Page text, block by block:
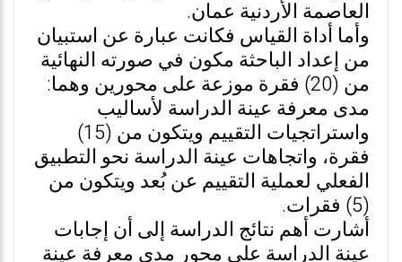
العاصمة الأردنية عمان.
وأما أداة القياس فكانت عبارة عن استبيان
من إعداد الباحثة مكون في صورته النهائية
من (20) فقرة موزعة على محورين وهما:
مدى معرفة عينة الدراسة لأساليب
واستراتجيات التقييم ويتكون من (15)
فقرة، واتجاهات عينة الدراسة نحو التطبيق
الفعلي لعملية التقييم عن بُعد ويتكون من
(5) فقرات.
أشارت أهم نتائج الدراسة إلى أن إجابات
عينة الدراسة على محور مدى معرفة عينة